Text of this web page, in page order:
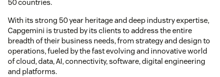
50 countries.
With its strong 50 year heritage and deep industry expertise,
Capgemini is trusted by its clients to address the entire
breadth of their business needs, from strategy and design to
operations, fueled by the fast evolving and innovative world
of cloud, data, AI, connectivity, software, digital engineering
and platforms.